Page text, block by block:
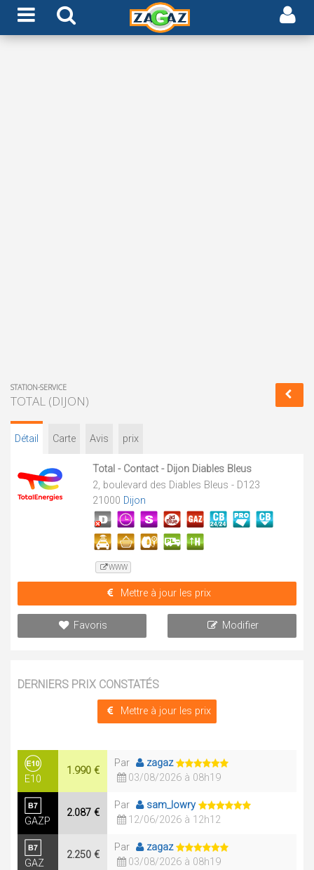
STATION-SERVICE
TOTAL (DIJON)
Détail Carte Avis prix
Total - Contact - Dijon Diables Bleus
2, boulevard des Diables Bleus - D123
21000 Dijon
WWW
Mettre à jour les prix
Favoris Modifier
DERNIERS PRIX CONSTATÉS
Mettre à jour les prix
E10
1.990 €
Par
zagaz
03/08/2026 à 08h19
GAZP
2.087 €
Par
sam_lowry
12/06/2026 à 12h12
GAZ
2.250 €
Par
zagaz
03/08/2026 à 08h19